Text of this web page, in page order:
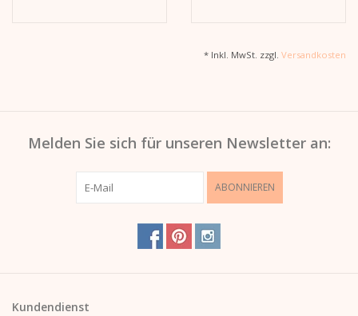
* Inkl. MwSt. zzgl. Versandkosten
Melden Sie sich für unseren Newsletter an:
ABONNIEREN
Kundendienst